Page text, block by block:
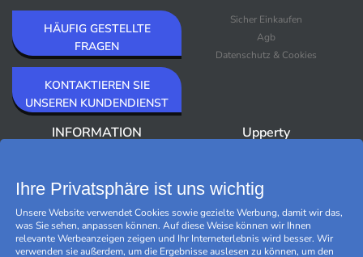
HÄUFIG GESTELLTE
FRAGEN
KONTAKTIEREN SIE
UNSEREN KUNDENDIENST
Sicher Einkaufen
Agb
Datenschutz & Cookies
INFORMATION
Newsletter
Upperty
Bestseller
Outlet
Marken
Black Friday
Cookies verwalten
Ihre Privatsphäre ist uns wichtig
Unsere Website verwendet Cookies sowie gezielte Werbung, damit wir das,
was Sie sehen, anpassen können. Auf diese Weise können wir Ihnen
relevante Werbeanzeigen zeigen und Ihr Interneterlebnis wird besser. Wir
verwenden sie außerdem, um die Ergebnisse auslesen zu können, um den